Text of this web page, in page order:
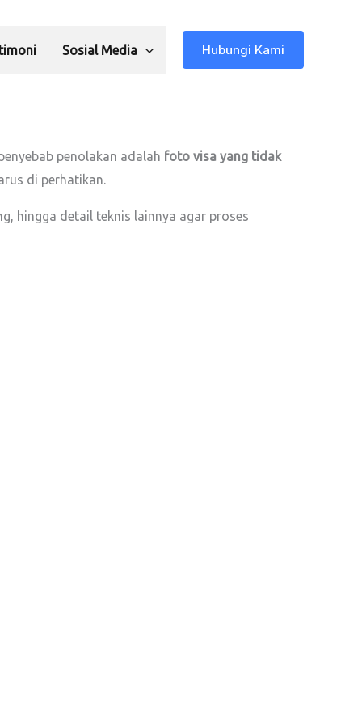
Sosial Media Hubungi Kami
penolakan adalah foto visa yang tidak
di perhatikan.
hingga detail teknis lainnya agar proses